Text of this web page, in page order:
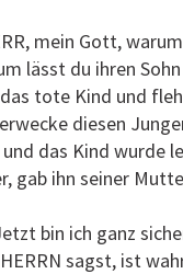
mein Gott,
lässt du ihren
tote Kind und
diesen
das Kind wurde
gab ihn seiner
bin ich ganz
sagst, ist